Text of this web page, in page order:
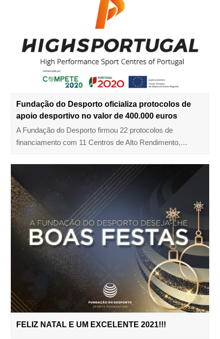
Fundação do Desporto oficializa protocolos de
apoio desportivo no valor de 400.000 euros
A Fundação do Desporto firmou 22 protocolos de
financiamento com 11 Centros de Alto Rendimento,…
FELIZ NATAL E UM EXCELENTE 2021!!!